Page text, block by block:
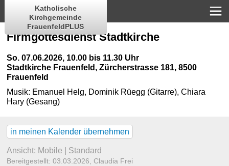
Katholische
Kirchgemeinde
FrauenfeldPLUS
Firmgottesdienst Stadtkirche
So. 07.06.2026, 10.00 bis 11.30 Uhr
Stadtkirche Frauenfeld ,Zürcherstrasse 181, 8500
Frauenfeld
Musik: Emanuel Helg, Dominik Rüegg (Gitarre), Chiara
Hary (Gesang)
in meinen Kalender übernehmen
Ansicht: Mobile Standard
Bereitgestellt: 03.03.2026, Claudia Frei